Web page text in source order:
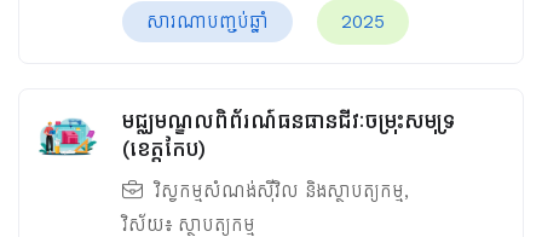
សារណាបញ្ចប់ឆ្នាំ 2025
មជ្ឈមណ្ឌលពិព័រណ៍ធនធានជីវៈចម្រុះសមុទ្រ
(ខេត្តកែប)
វិស្វកម្មសំណង់ស៊ីវិល និងស្ថាបត្យកម្ម,
វិស័យ៖ ស្ថាបត្យកម្ម